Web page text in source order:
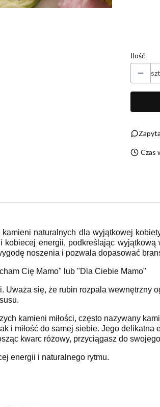
Ilość
Czas
naturalnych dla wyjątkowej
i kobiecej energii, podkreślając
noszenia i pozwala dopasować
Cię Mamo" lub "Dla Ciebie Mamo"
Uważa się, że rubin rozpala wewnętrzny
kamieni miłości, często nazywany
i miłość do samej siebie. Jego delikatna
kwarc różowy, przyciągasz do
energii i naturalnego rytmu.